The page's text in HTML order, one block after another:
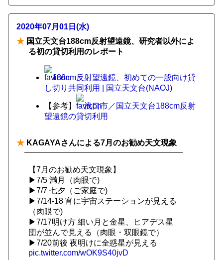
2020年07月01日(水)
★ 国立天文台188cm反射望遠鏡、研究者以外によ
る初の貸切利用のレポート
188cm反射望遠鏡、初めての一般向け貸
し切り共同利用 | 国立天文台(NAOJ)
【参考】
浅口市／国立天文台188cm反射
望遠鏡の貸切利用
★ KAGAYAさんによる7月のお勧め天文現象
【7月のお勧め天文現象】
▶7/5 満月（肉眼で)
▶7/7 七夕（ご家庭で)
▶7/14-18 宵に宇宙ステーションが見える
（肉眼で)
▶7/17明け方 細い月と金星、ヒアデス星
団が並んで見える（肉眼・双眼鏡で）
▶7/20前後 夜明けに全惑星が見える
pic.twitter.com/wOK9S40jvD